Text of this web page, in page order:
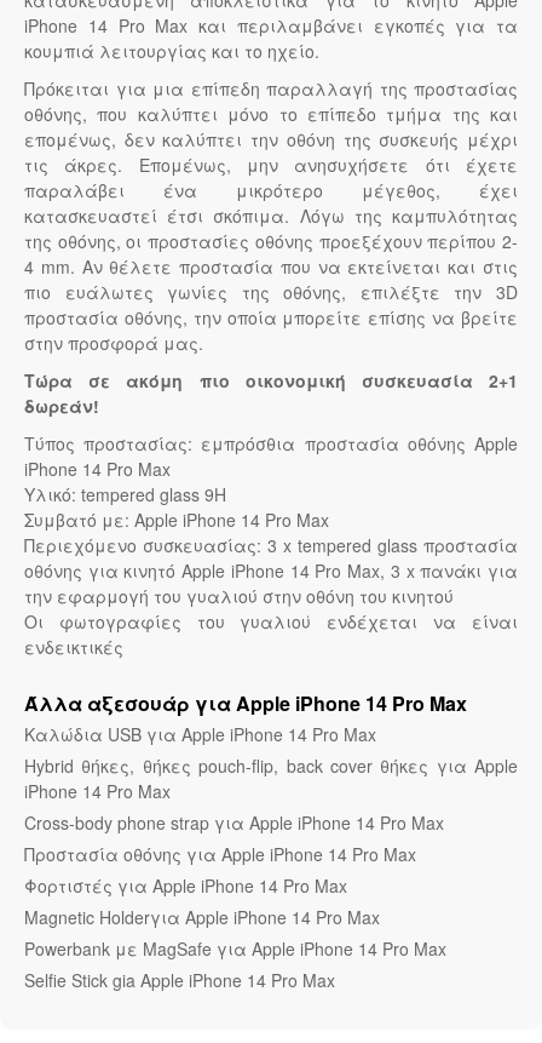
iPhone 14 Pro Max και περιλαμβάνει εγκοπές για τα
κουμπιά λειτουργίας και το ηχείο.
Πρόκειται για μια επίπεδη παραλλαγή της προστασίας
οθόνης, που καλύπτει μόνο το επίπεδο τμήμα της και
επομένως, δεν καλύπτει την οθόνη της συσκευής μέχρι
τις άκρες. Επομένως, μην ανησυχήσετε ότι έχετε
παραλάβει ένα μικρότερο μέγεθος, έχει
κατασκευαστεί έτσι σκόπιμα. Λόγω της καμπυλότητας
της οθόνης, οι προστασίες οθόνης προεξέχουν περίπου 2-
4 mm. Αν θέλετε προστασία που να εκτείνεται και στις
πιο ευάλωτες γωνίες της οθόνης, επιλέξτε την 3D
προστασία οθόνης, την οποία μπορείτε επίσης να βρείτε
στην προσφορά μας.
Τώρα σε ακόμη πιο οικονομική συσκευασία 2+1
δωρεάν!
Τύπος προστασίας: εμπρόσθια προστασία οθόνης Apple
iPhone 14 Pro Max
Υλικό: tempered glass 9H
Συμβατό με: Apple iPhone 14 Pro Max
Περιεχόμενο συσκευασίας: 3 x tempered glass προστασία
οθόνης για κινητό Apple iPhone 14 Pro Max, 3 x πανάκι για
την εφαρμογή του γυαλιού στην οθόνη του κινητού
Οι φωτογραφίες του γυαλιού ενδέχεται να είναι
ενδεικτικές
Άλλα αξεσουάρ για Apple iPhone 14 Pro Max
Καλώδια USB για Apple iPhone 14 Pro Max
Hybrid θήκες, θήκες pouch-flip, back cover θήκες για Apple
iPhone 14 Pro Max
Cross-body phone strap για Apple iPhone 14 Pro Max
Προστασία οθόνης για Apple iPhone 14 Pro Max
Φορτιστές για Apple iPhone 14 Pro Max
Magnetic Holderγια Apple iPhone 14 Pro Max
Powerbank με MagSafe για Apple iPhone 14 Pro Max
Selfie Stick gia Apple iPhone 14 Pro Max